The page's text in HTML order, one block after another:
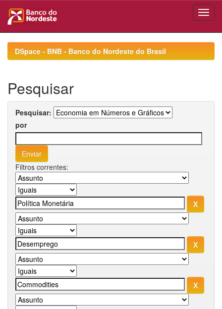
navigationDSpace - BNB - Banco do Nordeste do Brasil
Pesquisar
Pesquisar:
por
Filtros correntes: